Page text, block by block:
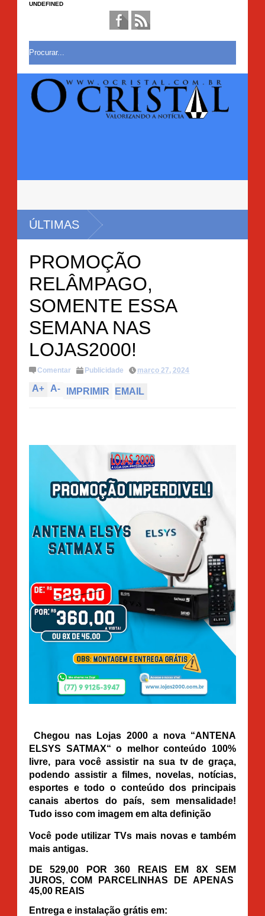
UNDEFINED
ÚLTIMAS
PROMOÇÃO
RELÂMPAGO,
SOMENTE ESSA
SEMANA NAS
LOJAS2000!
Comentar Publicidade março 27, 2024
A+ A- IMPRIMIR EMAIL
Chegou nas Lojas 2000 a nova “ANTENA
ELSYS SATMAX“o melhor conteúdo 100%
livre, para você assistir na sua tv de graça,
podendo assistir a filmes, novelas, notícias,
esportes e todo o conteúdo dos principais
canais abertos do país, sem mensalidade!
Tudo isso com imagem em alta definição
Você pode utilizar TVs mais novas e também
mais antigas.
DE 529,00 POR 360 REAIS EM 8X SEM
JUROS, COM PARCELINHAS DE APENAS
45,00 REAIS
Entrega e instalação grátis em: